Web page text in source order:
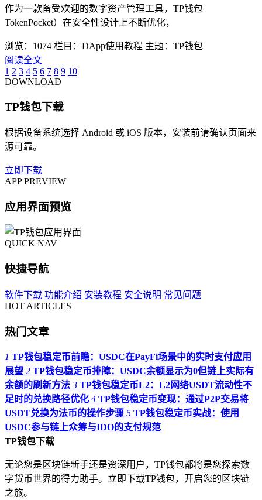
作为一款备受欢迎的数字资产管理工具，TP钱包
TokenPocket）在安全性设计上不断优化，
浏览：1074 栏目：DApp使用教程 主题：TP钱包
阅读全文
1 2 3 4 5 6 7 8 9 10
DOWNLOAD
TP钱包下载
根据设备系统选择 Android 或 iOS 版本，安装前请确认页面来
源可靠。
立即下载
APP PREVIEW
应用界面预览
QUICK NAV
快捷导航
软件下载 功能介绍 安装教程 安全说明 常见问题
HOT ARTICLES
热门文章
1 TP钱包稳定币前瞻：USDC在PayFi场景中的实时支付应用
展望 2 TP钱包稳定币排障：USDC余额显示为0但链上实际有
余额的刷新方法 3 TP钱包稳定币L2：L2网络USDT流动性不
足时的兑换路径优化 4 TP钱包稳定币变现：通过P2P交易将
USDT兑换为法币的操作步骤 5 TP钱包稳定币实战：使用
USDC参与链上众筹与IDO的支付规范
TP钱包下载
无论您是区块链新手还是资深用户，TP钱包都将是您探索数
字货币世界的得力助手。立即下载TP钱包，开启您的区块链
之旅。